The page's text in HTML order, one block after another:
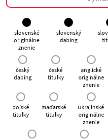
slovenské
originálne
znenie
slovenský
dabing
český
dabing
české
titulky
anglické
originálne
znenie
poľské
titulky
maďarské
titulky
ukrajinské
originálne
znenie